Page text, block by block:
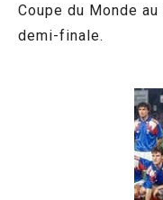
Coupe du Monde
demi-finale.